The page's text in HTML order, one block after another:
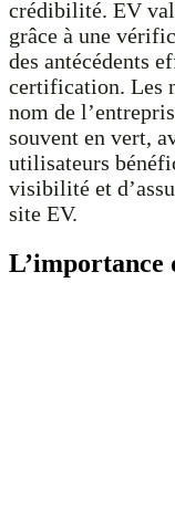
crédibilité. EV
grâce à une
des antécédents
certification. Les
nom de
souvent en vert,
utilisateurs
visibilité et
site EV.
L’importance